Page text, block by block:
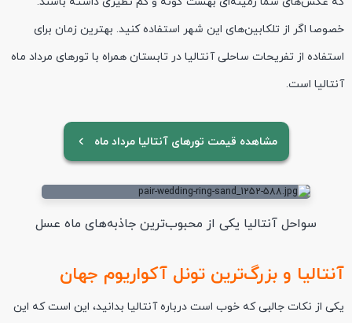
خصوصا اگر از تلکابین‌های این شهر استفاده کنید. بهترین زمان برای
استفاده از تفریحات ساحلی آنتالیا در تابستان همراه با تورهای مرداد ماه
آنتالیا است.
مشاهده قیمت تورهای آنتالیا مرداد ماه
سواحل آنتالیا یکی از محبوب‌ترین جاذبه‌های ماه عسل
آنتالیا و بزرگ‌ترین تونل آکواریوم جهان
یکی از نکات جالبی که خوب است درباره آنتالیا بدانید، این است که این